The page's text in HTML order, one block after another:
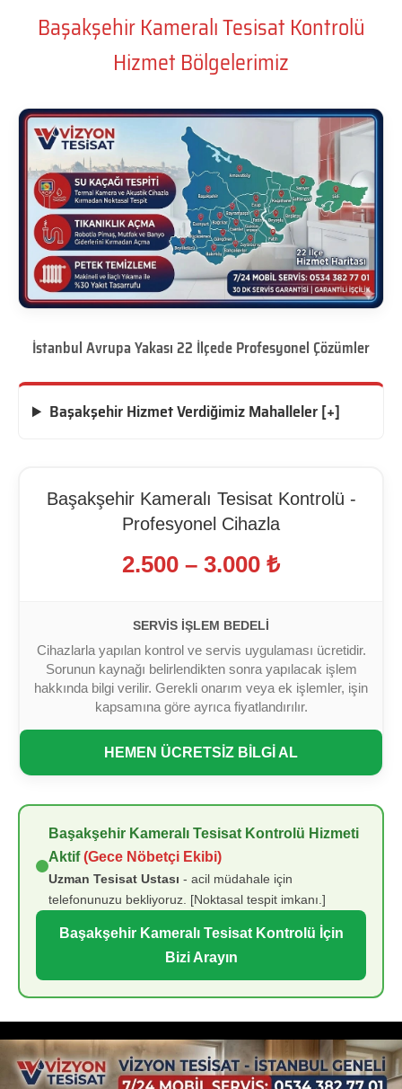
Başakşehir Kameralı Tesisat Kontrolü
Hizmet Bölgelerimiz
İstanbul Avrupa Yakası 22 İlçede Profesyonel Çözümler
Başakşehir Hizmet Verdiğimiz Mahalleler [+]
Başakşehir Kameralı Tesisat Kontrolü -
Profesyonel Cihazla
2.500 – 3.000 ₺
SERVIS İŞLEM BEDELI
Cihazlarla yapılan kontrol ve servis uygulaması ücretidir.
Sorunun kaynağı belirlendikten sonra yapılacak işlem
hakkında bilgi verilir. Gerekli onarım veya ek işlemler, işin
kapsamına göre ayrıca fiyatlandırılır.
HEMEN ÜCRETSİZ BİLGİ AL
Başakşehir Kameralı Tesisat Kontrolü Hizmeti
Aktif(Gece Nöbetçi Ekibi)
Uzman Tesisat Ustası - acil müdahale için
telefonunuzu bekliyoruz. [Noktasal tespit imkanı.]
Başakşehir Kameralı Tesisat Kontrolü İçin
Bizi Arayın